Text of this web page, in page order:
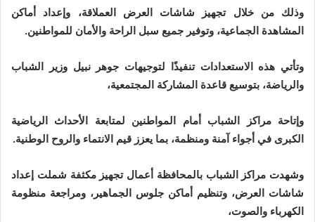
وذلك من خلال تجهيز شاشات العرض العملاقة، وإعداد أماكن
المشاهدة الجماعية، وتوفير جميع سبل الراحة والأمان للمواطنين.
وتأتي هذه الاستعدادات تنفيذًا لتوجيهات جوهر نبيل وزير الشباب
والرياضة، بتوسيع قاعدة المشاركة المجتمعية،
وإتاحة مراكز الشباب أمام المواطنين لمتابعة الأحداث الرياضية
الكبرى في أجواء آمنة ومنظمة، بما يعزز قيم الانتماء والروح الوطنية.
وشهدت مراكز الشباب بالمحافظة أعمال تجهيز مكثفة شملت إعداد
شاشات العرض، وتنظيم أماكن جلوس الجماهير، ومراجعة منظومة
الكهرباء والصوت،